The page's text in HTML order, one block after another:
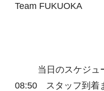
Team FUKUOKA
当日のスケジュ
08:50 スタッフ到着